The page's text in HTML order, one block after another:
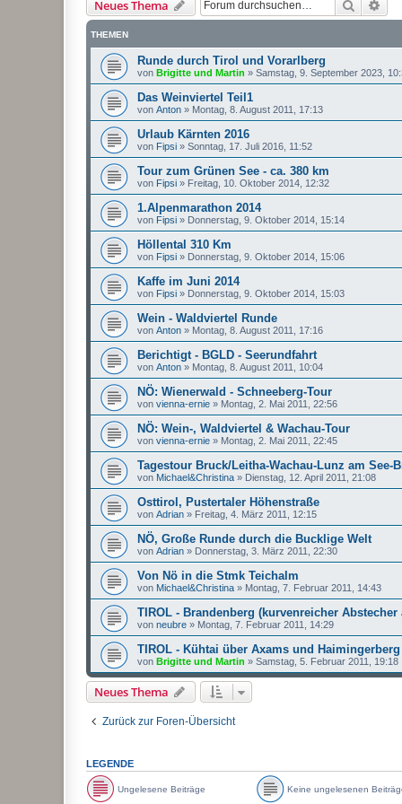
Neues Thema Suche
THEMEN
Runde durch Tirol und Vorarlberg
von Brigitte und Martin » Samstag, 9. September 2023,
Das Weinviertel Teil1
von Anton » Montag, 8. August 2011, 17:13
Urlaub Kärnten 2016
von Fipsi » Sonntag, 17. Juli 2016, 11:52
Tour zum Grünen See - ca. 380 km
von Fipsi » Freitag, 10. Oktober 2014, 12:32
1.Alpenmarathon 2014
von Fipsi » Donnerstag, 9. Oktober 2014, 15:14
Höllental 310 Km
von Fipsi » Donnerstag, 9. Oktober 2014, 15:06
Kaffe im Juni 2014
von Fipsi » Donnerstag, 9. Oktober 2014, 15:03
Wein - Waldviertel Runde
von Anton » Montag, 8. August 2011, 17:16
Berichtigt - BGLD - Seerundfahrt
von Anton » Montag, 8. August 2011, 10:04
NÖ: Wienerwald - Schneeberg-Tour
von vienna-ernie » Montag, 2. Mai 2011, 22:56
NÖ: Wein-, Waldviertel & Wachau-Tour
von vienna-ernie » Montag, 2. Mai 2011, 22:45
Tagestour Bruck/Leitha-Wachau-Lunz am See-
von Michael&Christina » Dienstag, 12. April 2011, 21:08
Osttirol, Pustertaler Höhenstraße
von Adrian » Freitag, 4. März 2011, 12:15
NÖ, Große Runde durch die Bucklige Welt
von Adrian » Donnerstag, 3. März 2011, 22:30
Von Nö in die Stmk Teichalm
von Michael&Christina » Montag, 7. Februar 2011, 14:43
TIROL - Brandenberg (kurvenreicher
von neubre » Montag, 7. Februar 2011, 14:29
TIROL - Kühtai über Axams und Haimingerberg
von Brigitte und Martin » Samstag, 5. Februar 2011, 19:18
Neues Thema
Zurück zur Foren-Übersicht
LEGENDE
Ungelesene Beiträge
Keine ungelesenen